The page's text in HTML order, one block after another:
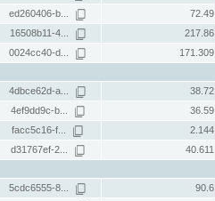
ed260406-b... 72.49
16508b11-4... 217.86
0024cc40-d... 171.309
4dbce62d-a... 38.72
4ef9dd9c-b... 36.59
facc5c16-f... 2.144
d31767ef-2... 40.611
5cdc6555-8... 90.6